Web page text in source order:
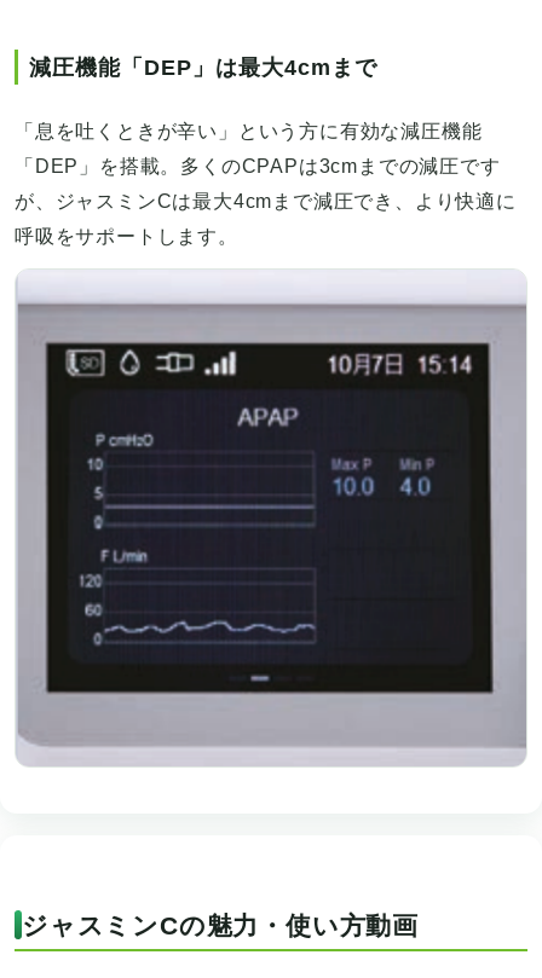
減圧機能「DEP」は最大4cmまで
「息を吐くときが辛い」という方に有効な減圧機能
「DEP」を搭載。多くのCPAPは3cmまでの減圧です
が、ジャスミンCは最大4cmまで減圧でき、より快適に
呼吸をサポートします。
ジャスミンCの魅力・使い方動画